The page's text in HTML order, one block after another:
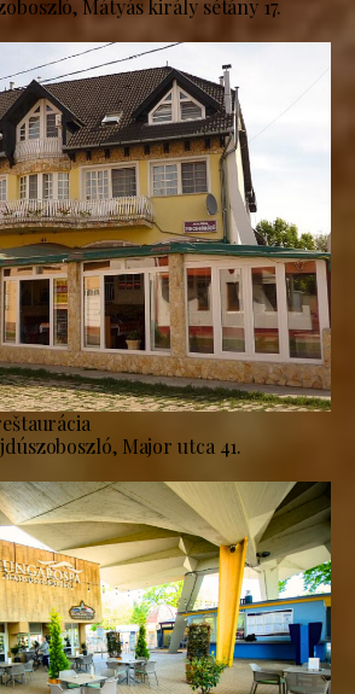
Mátyás király sétány 17.
Major utca 41.